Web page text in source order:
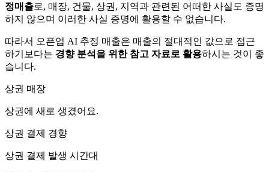
정매출로, 매장, 건물, 상권, 지역과 관련된 어떠한 사실도 증명
하지 않으며 이러한 사실 증명에 활용할 수 없습니다.
따라서 오픈업 AI 추정 매출은 매출의 절대적인 값으로 접근
하기보다는 경향 분석을 위한 참고 자료로 활용하시는 것이 좋
습니다.
상권 매장
상권에 새로 생겼어요.
상권 결제 경향
상권 결제 발생 시간대